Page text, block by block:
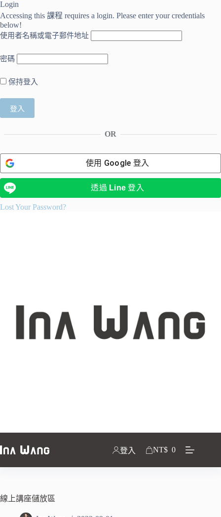
Login
Accessing this 課程 requires a login. Please enter your credentials
below!
使用者名稱或電子郵件地址
密碼
保持登入
OR
使用 Google 登入
透過 Line 登入
Lost Your Password?
登入 NT$ 0
線上講座儲放區